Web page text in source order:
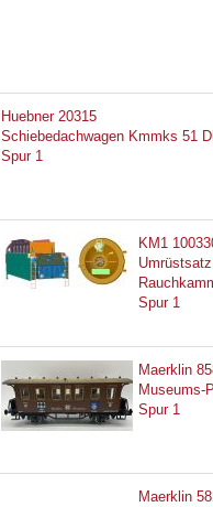
Huebner 20315
Schiebedachwagen Kmmks 51
Spur 1
KM1
Spur 1
Maerklin
Museums-
Spur 1
Maerklin